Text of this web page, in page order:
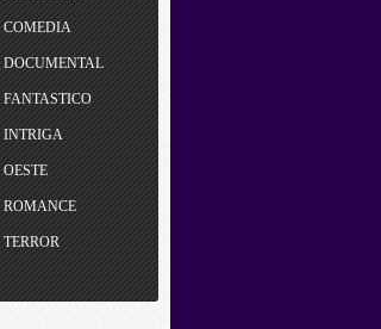
COMEDIA
DOCUMENTAL
FANTASTICO
INTRIGA
OESTE
ROMANCE
TERROR